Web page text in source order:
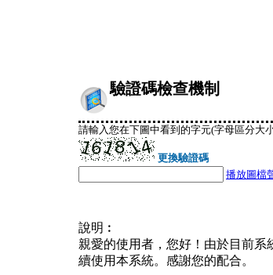
驗證碼檢查機制
請輸入您在下圖中看到的字元(字母區分大
更換驗證碼
播放圖檔
說明︰
親愛的使用者，您好！由於目前
續使用本系統。感謝您的配合。